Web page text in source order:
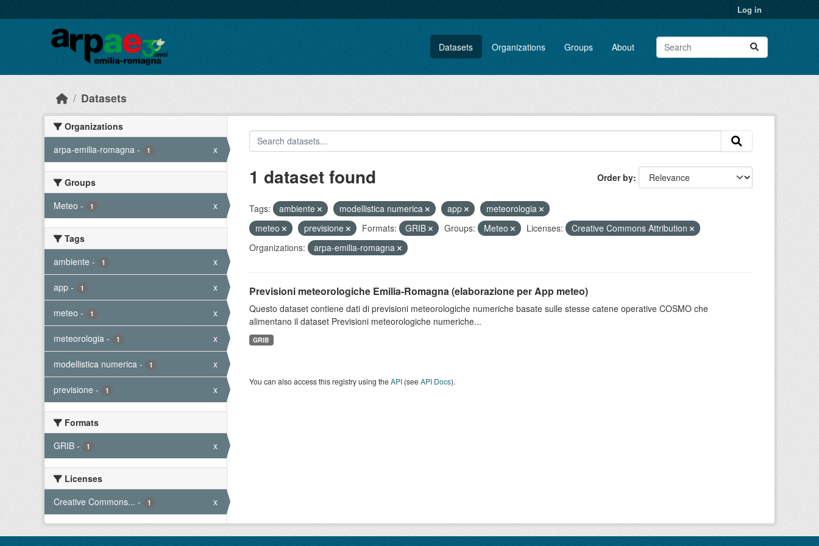
Log in
Datasets Organizations Groups About
Datasets
Organizations
arpa-emilia-romagna - 1 x
Groups
Meteo - 1 x
Tags
ambiente - 1 x
app - 1 x
meteo - 1 x
meteorologia - 1 x
modellistica numerica - 1 x
previsione - 1 x
Formats
GRIB - 1 x
Licenses
Creative Commons... - 1 x
Order by
1 dataset found
Tags: ambiente modellistica numerica app
meteorologia
meteo
previsione Formats: GRIB Groups: Meteo Licenses:
Creative Commons Attribution
Organizations:
arpa-emilia-romagna
Previsioni meteorologiche Emilia-Romagna (elaborazione per App meteo)
Questo dataset contiene dati di previsioni meteorologiche numeriche basate sulle stesse catene operative COSMO che
alimentano il dataset Previsioni meteorologiche numeriche...
GRIB
You can also access this registry using theAPI(seeAPI Docs).